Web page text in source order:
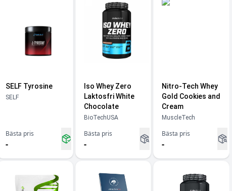
SELF Tyrosine
SELF
Bästa pris
-
Iso Whey Zero
Laktosfri White
Chocolate
BioTechUSA
Bästa pris
-
Nitro-Tech Whey
Gold Cookies and
Cream
MuscleTech
Bästa pris
-